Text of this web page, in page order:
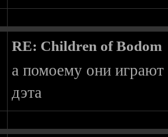
RE: Children of Bodom
а помоему они
дэта